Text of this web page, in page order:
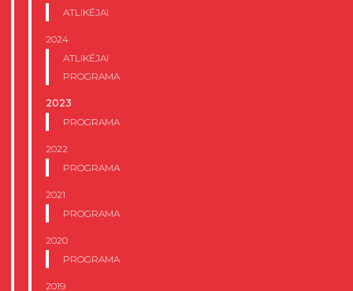
ATLIKĖJAI
2024
ATLIKĖJAI
PROGRAMA
2023
PROGRAMA
2022
PROGRAMA
2021
PROGRAMA
2020
PROGRAMA
2019